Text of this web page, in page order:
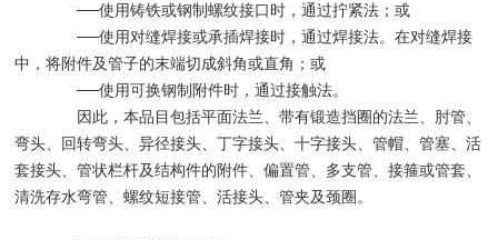
──使用铸铁或钢制螺纹接口时，通过拧紧法；或
──使用对缝焊接或承插焊接时，通过焊接法。在对缝焊接
中，将附件及管子的末端切成斜角或直角；或
──使用可换钢制附件时，通过接触法。
因此，本品目包括平面法兰、带有锻造挡圈的法兰、肘管、
弯头、回转弯头、异径接头、丁字接头、十字接头、管帽、管塞、活
套接头、管状栏杆及结构件的附件、偏置管、多支管、接箍或管套、
清洗存水弯管、螺纹短接管、活接头、管夹及颈圈。